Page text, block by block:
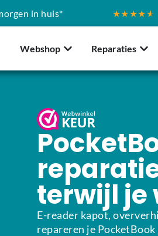
in huis* ★★★★★
Webshop Reparaties
terwijl je
E-reader kapot,
repareren je PocketBook